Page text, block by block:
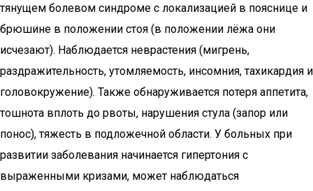
тянущем болевом синдроме с локализацией в пояснице и
брюшине в положении стоя (в положении лёжа они
исчезают). Наблюдается неврастения (мигрень,
раздражительность, утомляемость, инсомния, тахикардия и
головокружение). Также обнаруживается потеря аппетита,
тошнота вплоть до рвоты, нарушения стула (запор или
понос), тяжесть в подложечной области. У больных при
развитии заболевания начинается гипертония с
выраженными кризами, может наблюдаться